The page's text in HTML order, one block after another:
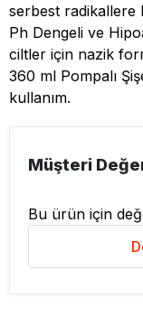
serbest radikallere
Ph Dengeli ve
ciltler için nazik
360 ml Pompalı
kullanım.
Müşteri
Bu ürün için